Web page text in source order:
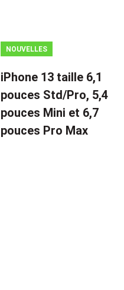
NOUVELLES
iPhone 13 taille 6,1
pouces Std/Pro, 5,4
pouces Mini et 6,7
pouces Pro Max